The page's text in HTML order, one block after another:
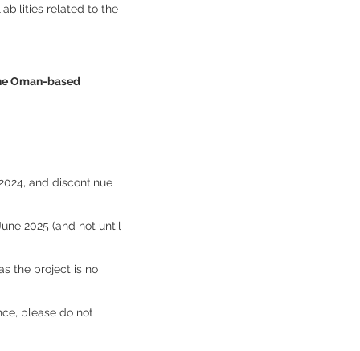
related to the
Oman-based
and discontinue
2025 (and not until
the project is no
please do not